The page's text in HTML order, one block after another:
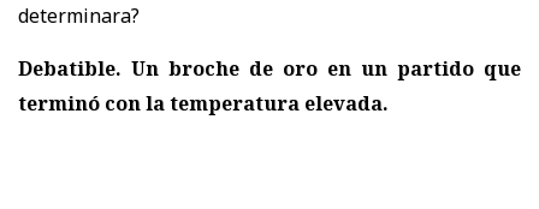
determinara?
Debatible. Un broche de oro en un partido que
terminó con la temperatura elevada.